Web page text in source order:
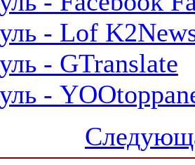
- Lof
- GTranslate
-